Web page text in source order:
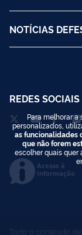
NOTÍCIAS
REDES SOCIAIS
Acesso à
Informação
Todo o conteúdo
Para melhorar
personalizados,
as funcionalidades
que não forem
escolher quais quer